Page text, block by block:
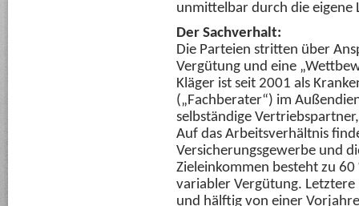
unmittelbar durch die
Der Sachverhalt:
Die Parteien stritten über
Vergütung und eine
Kläger ist seit 2001 als
(„Fachberater“) im
selbständige
Auf das Arbeitsverhältnis
Versicherungsgewerbe und
Zieleinkommen besteht zu 60
variabler Vergütung.
und hälftig von einer